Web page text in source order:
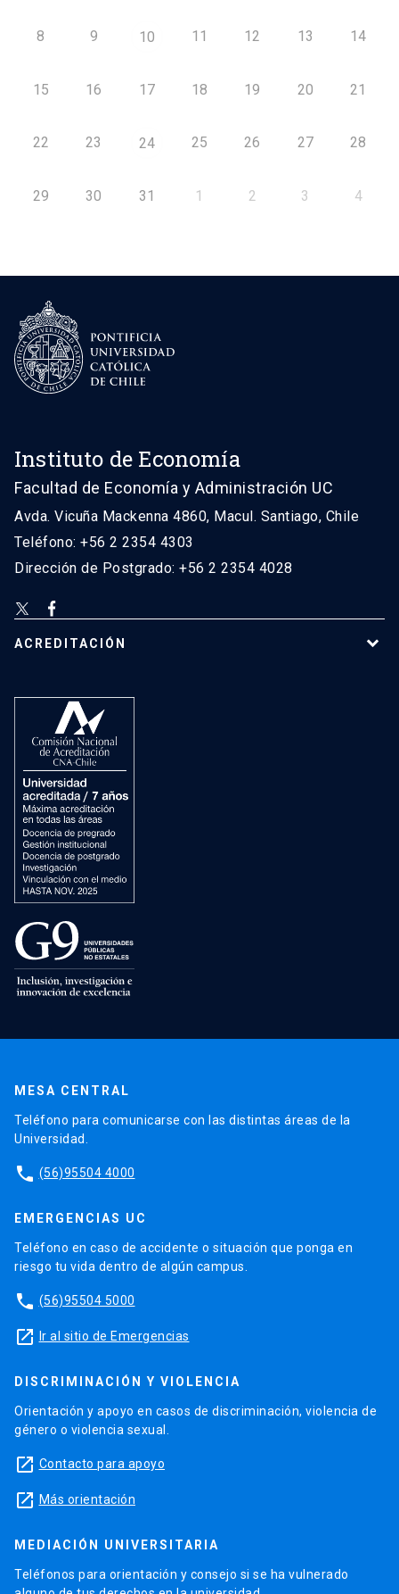
8 9 10 11 12 13 14
15 16 17 18 19 20 21
22 23 24 25 26 27 28
29 30 31 1 2 3 4
Instituto de Economía
Facultad de Economía y Administración UC
Avda. Vicuña Mackenna 4860, Macul. Santiago, Chile
Teléfono: +56 2 2354 4303
Dirección de Postgrado: +56 2 2354 4028
ACREDITACIÓN
MESA CENTRAL
Teléfono para comunicarse con las distintas áreas de la
Universidad.
phone (56)95504 4000
EMERGENCIAS UC
Teléfono en caso de accidente o situación que ponga en
riesgo tu vida dentro de algún campus.
phone (56)95504 5000
launch Ir al sitio de Emergencias
DISCRIMINACIÓN Y VIOLENCIA
Orientación y apoyo en casos de discriminación, violencia de
género o violencia sexual.
launch Contacto para apoyo
launch Más orientación
MEDIACIÓN UNIVERSITARIA
Teléfonos para orientación y consejo si se ha vulnerado